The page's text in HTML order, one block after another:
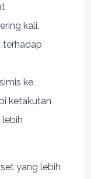
kali,
terhadap
ke
ketakutan
yang lebih